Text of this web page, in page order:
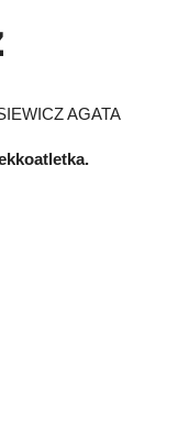
AGATA